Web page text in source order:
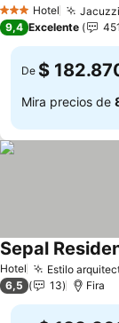
3 Estrellas
Hotel
9,4 Excelente 451
De $
Mira precios de
Hotel Estilo
Sepal
6,5 13 Fira